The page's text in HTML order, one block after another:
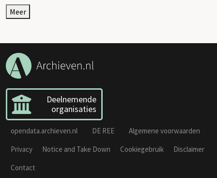
Meer
Deelnemende
organisaties
opendata.archieven.nl DE REE
Algemene voorwaarden
Privacy
Notice and Take Down Cookiegebruik
Disclaimer
Contact